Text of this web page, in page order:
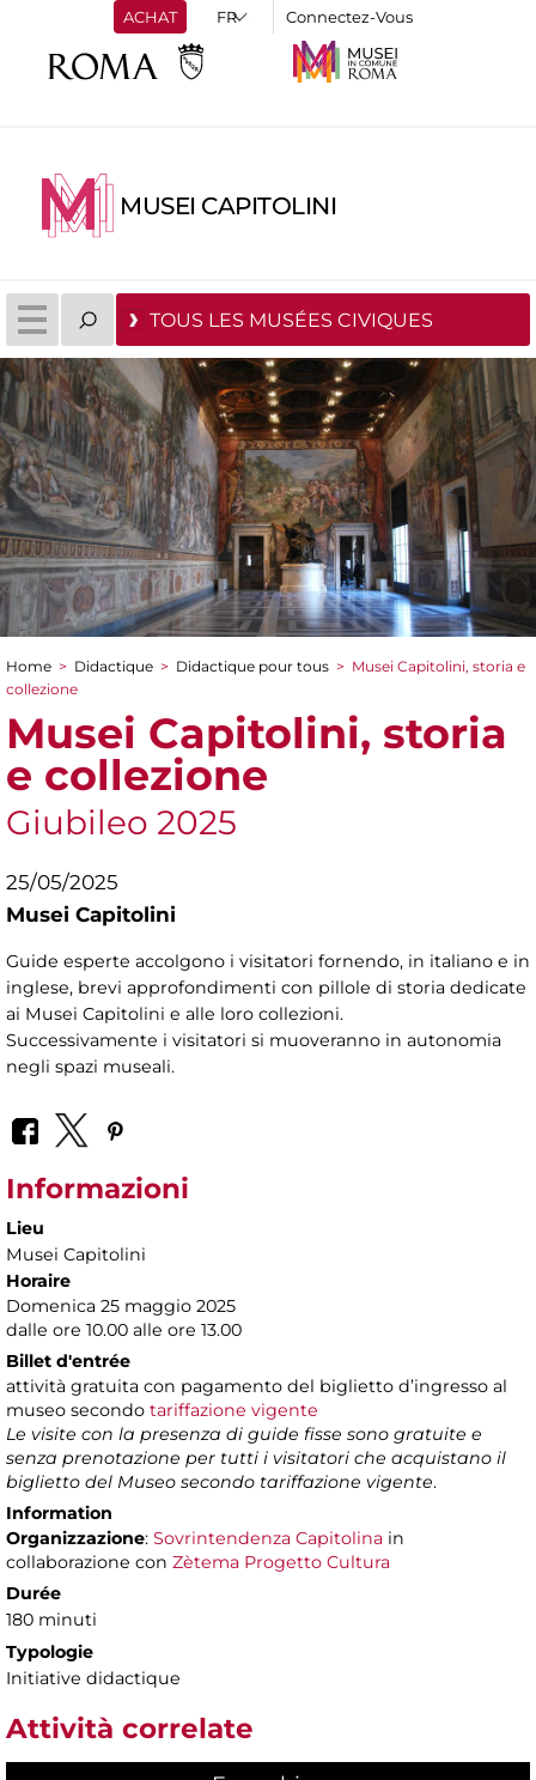
ACHAT Connectez-Vous
MUSEI CAPITOLINI
TOUS LES MUSÉES CIVIQUES
You are here
Home > Didactique > Didactique pour tous > Musei Capitolini, storia e
collezione
Musei Capitolini, storia
e collezione
Giubileo 2025
25/05/2025
Musei Capitolini
Guide esperte accolgono i visitatori fornendo, in italiano e in
inglese, brevi approfondimenti con pillole di storia dedicate
ai Musei Capitolini e alle loro collezioni.
Successivamente i visitatori si muoveranno in autonomia
negli spazi museali.
Informazioni
Lieu
Musei Capitolini
Horaire
Domenica 25 maggio 2025
dalle ore 10.00 alle ore 13.00
Billet d'entrée
attività gratuita con pagamento del biglietto d’ingresso al
museo secondo tariffazione vigente
Le visite con la presenza di guide fisse sono gratuite e
senza prenotazione per tutti i visitatori che acquistano il
biglietto del Museo secondo tariffazione vigente.
Information
Organizzazione: Sovrintendenza Capitolina in
collaborazione con Zètema Progetto Cultura
Durée
180 minuti
Typologie
Initiative didactique
Attività correlate